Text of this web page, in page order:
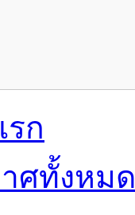
ก
ศทั้งหมด